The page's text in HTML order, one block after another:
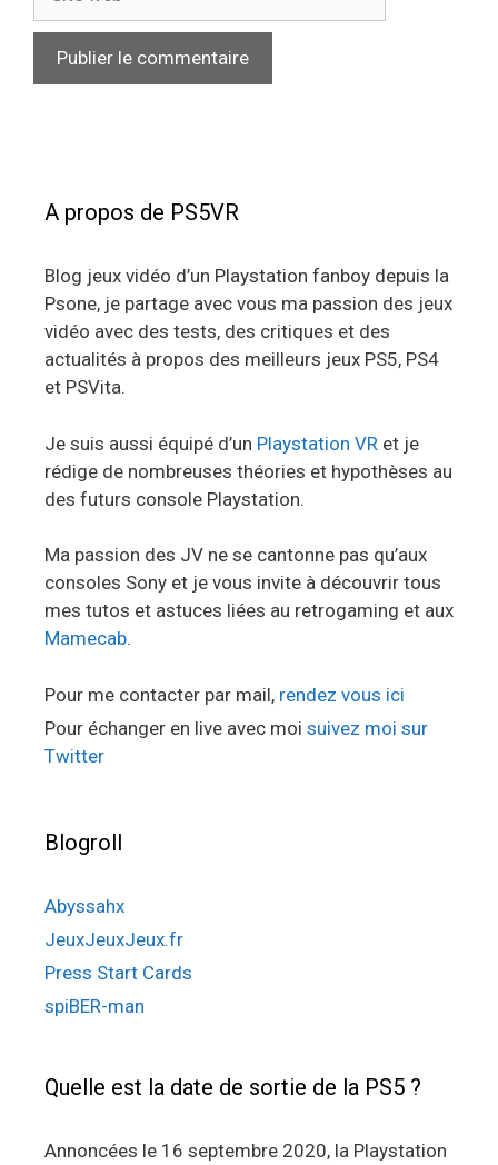
A propos de PS5VR
Blog jeux vidéo d’un Playstation fanboy depuis la
Psone, je partage avec vous ma passion des jeux
vidéo avec des tests, des critiques et des
actualités à propos des meilleurs jeux PS5, PS4
et PSVita.
Je suis aussi équipé d’un Playstation VR et je
rédige de nombreuses théories et hypothèses au
des futurs console Playstation.
Ma passion des JV ne se cantonne pas qu’aux
consoles Sony et je vous invite à découvrir tous
mes tutos et astuces liées au retrogaming et aux
Mamecab.
Pour me contacter par mail, rendez vous ici
Pour échanger en live avec moi suivez moi sur
Twitter
Blogroll
Abyssahx
JeuxJeuxJeux.fr
Press Start Cards
spiBER-man
Quelle est la date de sortie de la PS5 ?
Annoncées le 16 septembre 2020, la Playstation